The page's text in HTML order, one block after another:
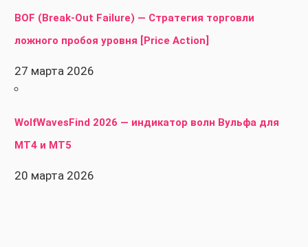
BOF (Break-Out Failure) — Стратегия торговли
ложного пробоя уровня [Price Action]
27 марта 2026
WolfWavesFind 2026 — индикатор волн Вульфа для
MT4 и MT5
20 марта 2026